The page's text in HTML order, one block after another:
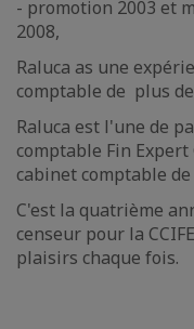
- promotion 2003 et
2008,
Raluca as une
comptable de plus
Raluca est l'une de
comptable Fin
cabinet comptable de
C'est la quatrième
censeur pour la
plaisirs chaque fois.